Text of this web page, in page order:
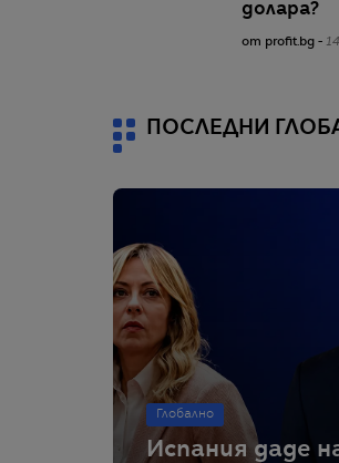
долара?
от profit.bg -
ПОСЛЕДНИ
Глобално
Испания даде